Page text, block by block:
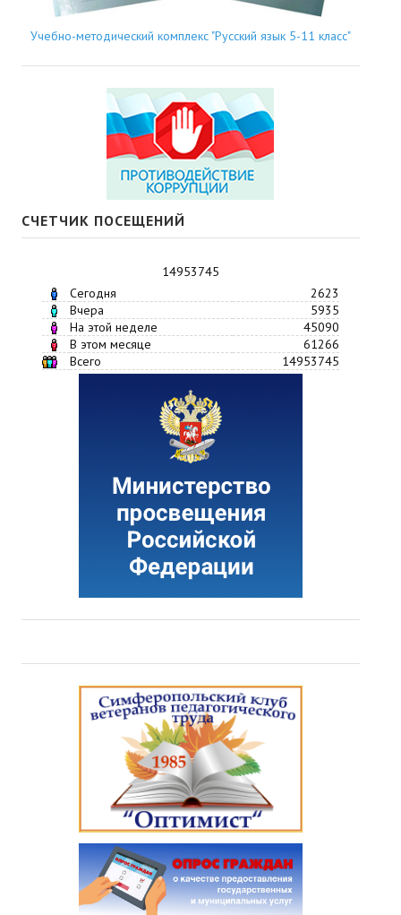
Учебно-методический комплекс "Русский язык 5-11 класс"
СЧЕТЧИК ПОСЕЩЕНИЙ
14953745
Сегодня
2623
Вчера
5935
На этой неделе
45090
В этом месяце
61266
Всего
14953745